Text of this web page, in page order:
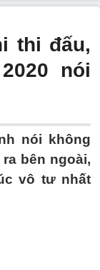
thi đấu,
nói
nói không
bên ngoài,
vô tư nhất